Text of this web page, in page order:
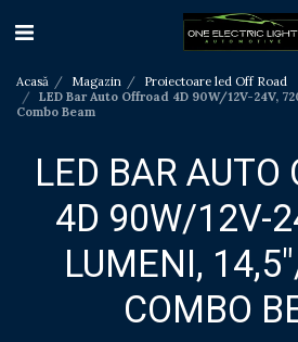
Acasă Magazin
Proiectoare led Off Road
LED Bar Auto Offroad 4D 90W/12V-24V,
Combo Beam
LED BAR AUTO
4D 90W/12V-
LUMENI,
COMBO